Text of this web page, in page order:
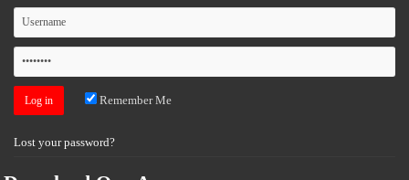
Remember Me
Lost your password?